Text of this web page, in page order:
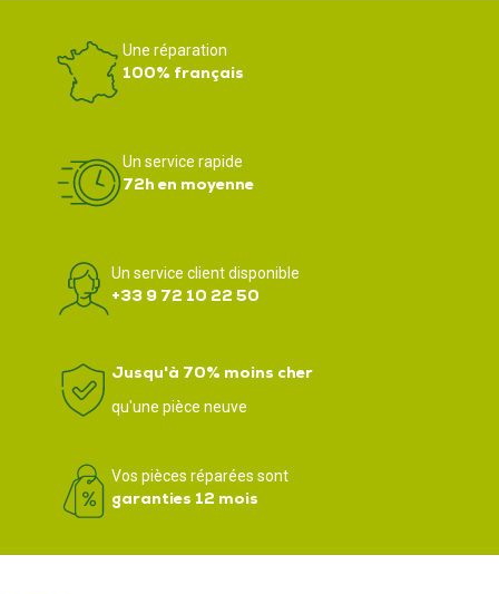
Une réparation
100% français
Un service rapide
72h en moyenne
Un service client disponible
+33 9 72 10 22 50
Jusqu'à 70% moins cher
qu'une pièce neuve
Vos pièces réparées sont
garanties 12 mois